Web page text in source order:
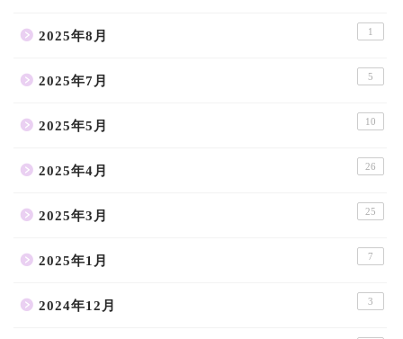
2025年8月 1
2025年7月 5
2025年5月 10
2025年4月 26
2025年3月 25
2025年1月 7
2024年12月 3